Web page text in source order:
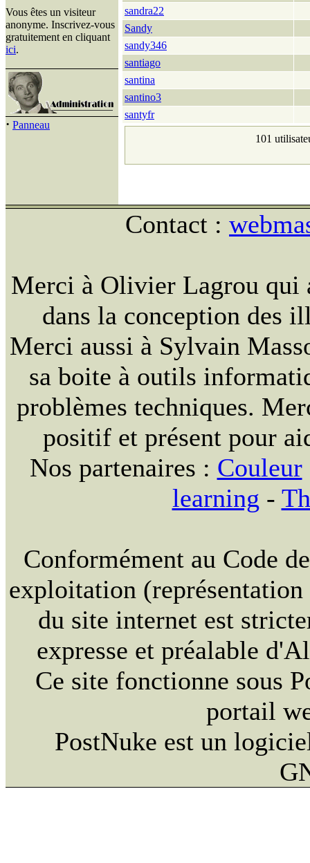
Vous êtes un visiteur
anonyme. Inscrivez-vous
gratuitement en cliquant
ici.
· Panneau
sandra22
Sandy
sandy346
santiago
santina
santino3
santyfr
101
Contact :
Merci à Olivier Lagrou qui
dans la conception des
Merci aussi à Sylvain
sa boite à outils
problèmes techniques.
positif et présent pour
Nos partenaires : Couleur
learning -
Conformément au Code
exploitation
du site internet est
expresse et préalable
Ce site fonctionne sous
portail
PostNuke est un